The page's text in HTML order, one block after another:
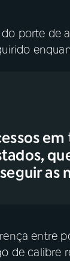
porte de
as
entre
de calibre